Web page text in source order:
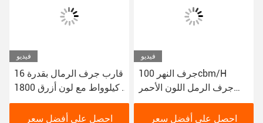
فيديو
قارب جرف الرمال بقدرة 16
كيلوواط مع لون أزرق 1800
م 3 / ساعة للجرف النهري
YSCSD350
احصل على أفضل سعر
فيديو
جرف النهر 100cbm/H
جرف الرمل اللون الأحمر
16kw قارب جرف الوحل
احصل على أفضل سعر